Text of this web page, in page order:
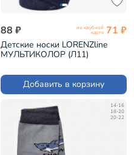
88 ₽ по клубной
карте 71 ₽
Детские носки LORENZline
МУЛЬТИКОЛОР (Л11)
Добавить в корзину
14-16
18-20
20-22